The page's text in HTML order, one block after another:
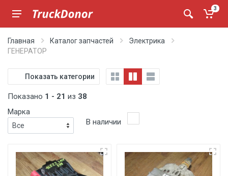
3
Главная Каталог запчастей
Электрика
ГЕНЕРАТОР
Показать категории
Показано 1 - 21 из 38
Марка
В наличии